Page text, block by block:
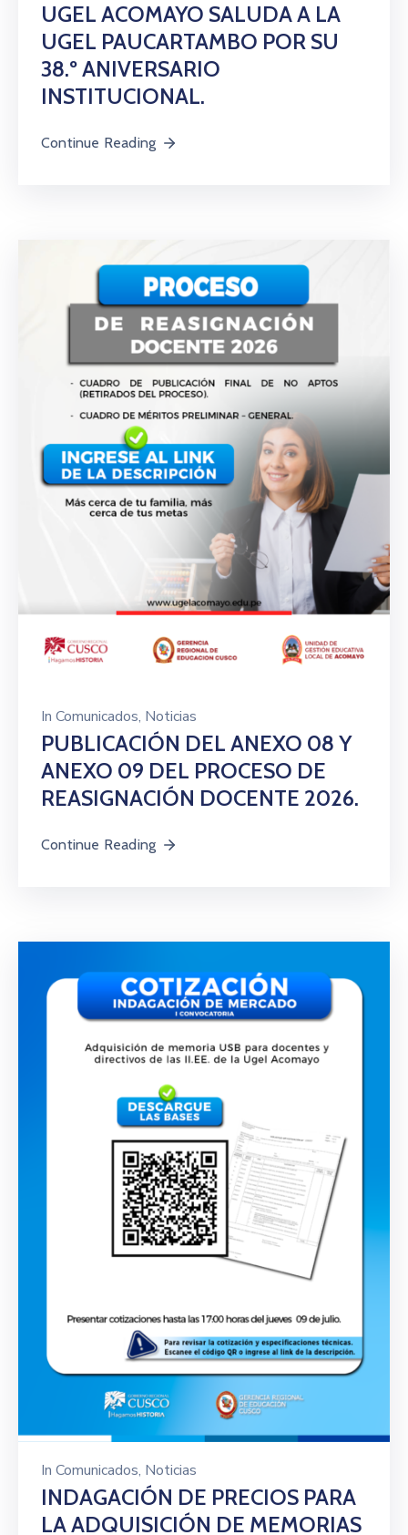
UGEL ACOMAYO SALUDA A LA
UGEL PAUCARTAMBO POR SU
38.º ANIVERSARIO
INSTITUCIONAL.
Continue Reading
In Comunicados‚ Noticias
PUBLICACIÓN DEL ANEXO 08 Y
ANEXO 09 DEL PROCESO DE
REASIGNACIÓN DOCENTE 2026.
Continue Reading
In Comunicados‚ Noticias
INDAGACIÓN DE PRECIOS PARA
LA ADQUISICIÓN DE MEMORIAS